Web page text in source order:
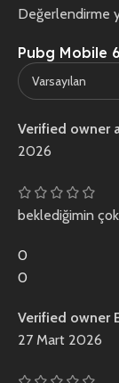
Pubg Mobile
Verified owner
2026
beklediğimin
0
0
Verified owner
27 Mart 2026
Değerlendirme